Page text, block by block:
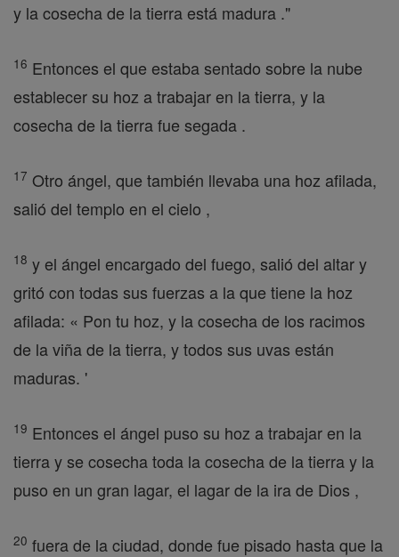
y la cosecha de la tierra está madura ."
16 Entonces el que estaba sentado sobre la nube
establecer su hoz a trabajar en la tierra, y la
cosecha de la tierra fue segada .
17 Otro ángel, que también llevaba una hoz afilada,
salió del templo en el cielo ,
18 y el ángel encargado del fuego, salió del altar y
gritó con todas sus fuerzas a la que tiene la hoz
afilada: « Pon tu hoz, y la cosecha de los racimos
de la viña de la tierra, y todos sus uvas están
maduras. '
19 Entonces el ángel puso su hoz a trabajar en la
tierra y se cosecha toda la cosecha de la tierra y la
puso en un gran lagar, el lagar de la ira de Dios ,
20 fuera de la ciudad, donde fue pisado hasta que la